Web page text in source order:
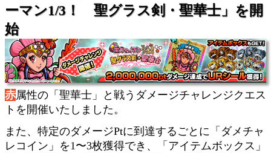
ーマン1/3！ 聖グラス剣・聖華士」を開
始
赤属性の「聖華士」と戦うダメージチャレンジクエス
トを開催いたしました。
また、特定のダメージPtに到達するごとに「ダメチャ
レコイン」を1〜3枚獲得でき、「アイテムボックス」